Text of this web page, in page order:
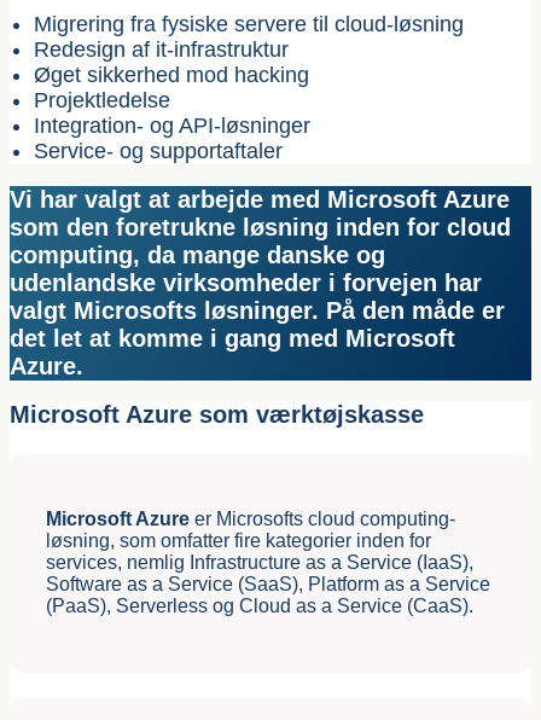
Migrering fra fysiske servere til cloud-løsning
Redesign af it-infrastruktur
Øget sikkerhed mod hacking
Projektledelse
Integration- og API-løsninger
Service- og supportaftaler
Vi har valgt at arbejde med Microsoft Azure
som den foretrukne løsning inden for cloud
computing, da mange danske og
udenlandske virksomheder i forvejen har
valgt Microsofts løsninger. På den måde er
det let at komme i gang med Microsoft
Azure.
Microsoft Azure som værktøjskasse
Microsoft Azure er Microsofts cloud computing-
løsning, som omfatter fire kategorier inden for
services, nemlig Infrastructure as a Service (IaaS),
Software as a Service (SaaS), Platform as a Service
(PaaS), Serverless og Cloud as a Service (CaaS).